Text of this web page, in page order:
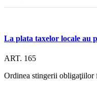
La plata taxelor locale au
ART. 165
Ordinea stingerii obligaţiilor